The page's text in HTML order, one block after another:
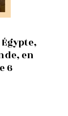
en
6